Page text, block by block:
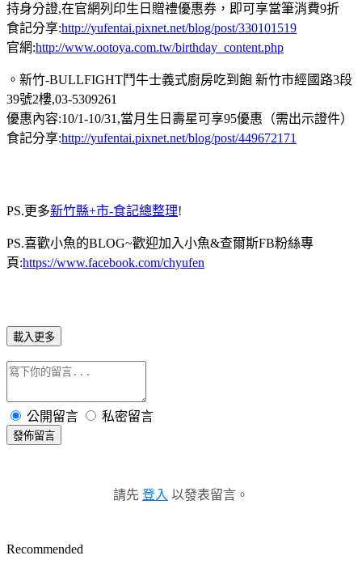
持身分證,在官網列印生日贈禮優惠券，即可享當筆消費9折
食記分享:http://yufentai.pixnet.net/blog/post/330101519
官網:http://www.ootoya.com.tw/birthday_content.php
。新竹-BULLFIGHT鬥牛士義式廚房吃到飽 新竹市經國路3段
39號2樓,03-5309261
優惠內容:10/1-10/31,當月生日壽星可享95優惠（需出示證件）
食記分享:http://yufentai.pixnet.net/blog/post/449672171
PS.更多新竹縣+市-食記總整理!
PS.喜歡小魚的BLOG~歡迎加入小魚&查爾斯FB粉絲專
頁:https://www.facebook.com/chyufen
載入更多
公開留言 私密留言
發佈留言
請先 登入 以發表留言。
Recommended